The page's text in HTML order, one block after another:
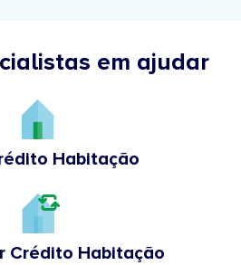
em ajudar
Habitação
Crédito Habitação